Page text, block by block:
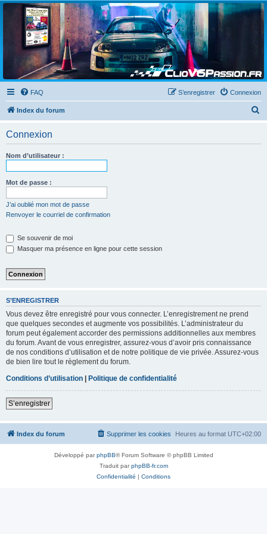
Clio V6 Passion
Le site français des passionnés de Clio V6
FAQ Connexion
S’enregistrer
Index du forum
Connexion
Nom d’utilisateur :
Mot de passe :
J’ai oublié mon mot de passe
Renvoyer le courriel de confirmation
Se souvenir de moi
Masquer ma présence en ligne pour cette session
S’ENREGISTRER
Vous devez être enregistré pour vous connecter. L’enregistrement ne prend
que quelques secondes et augmente vos possibilités. L’administrateur du
forum peut également accorder des permissions additionnelles aux membres
du forum. Avant de vous enregistrer, assurez-vous d’avoir pris connaissance
de nos conditions d’utilisation et de notre politique de vie privée. Assurez-vous
de bien lire tout le règlement du forum.
Conditions d’utilisation
Politique de confidentialité
S’enregistrer
Index du forum Heures au format UTC+02:00
Supprimer les cookies
Développé parphpBB® Forum Software © phpBB Limited
Traduit parphpBB-fr.com
Confidentialité | Conditions